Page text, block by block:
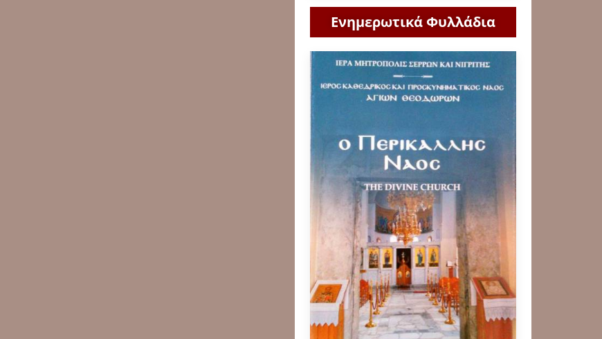
Ενημερωτικά Φυλλάδια